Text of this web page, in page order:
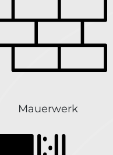
Mauerwerk